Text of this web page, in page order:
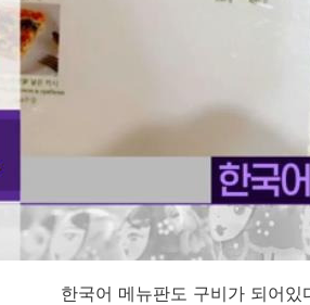
한국어 메뉴판도 구비가 되어있